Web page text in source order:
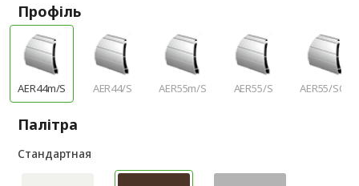
Профіль
AER44m/S AER44/S AER55m/S AER55/S AER55/SCR
Палітра
Стандартная